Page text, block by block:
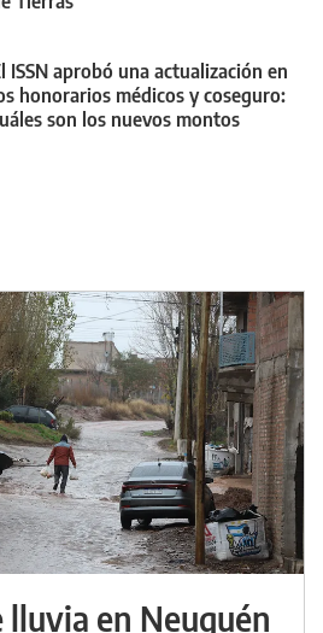
ISSN aprobó una actualización en
honorarios médicos y coseguro:
son los nuevos montos
lluvia en Neuquén